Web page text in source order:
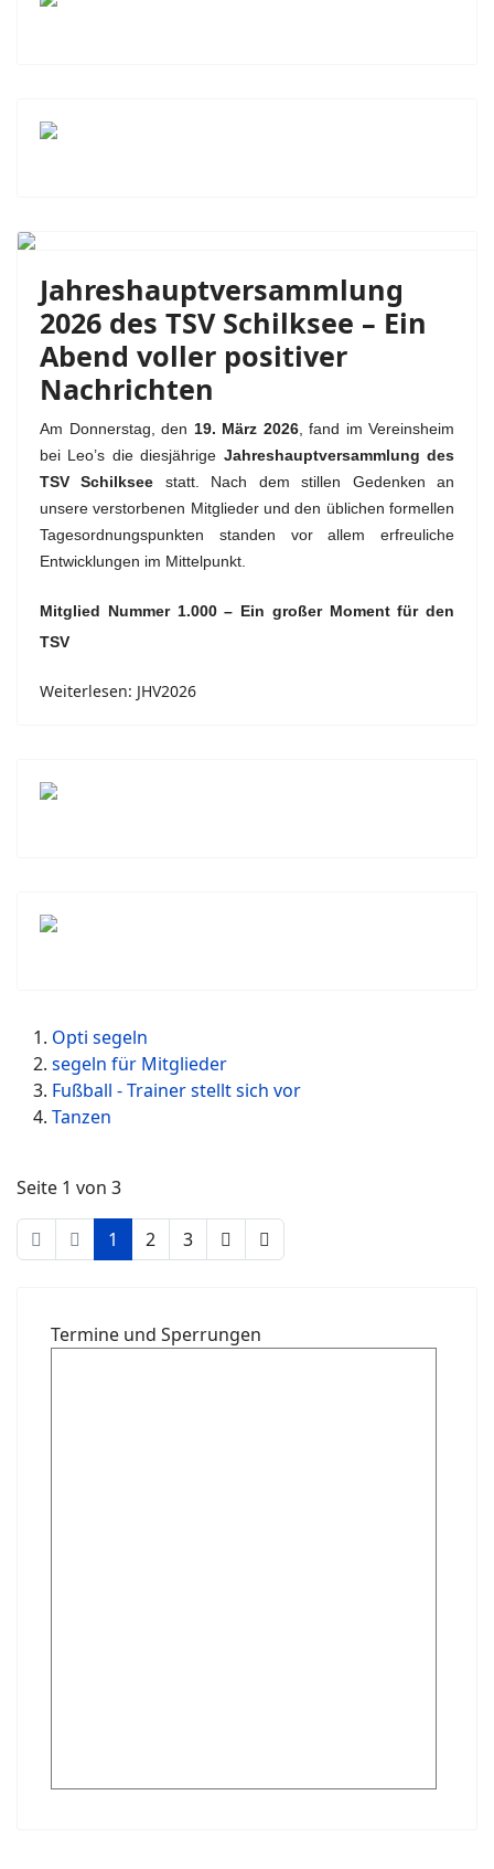
Jahreshauptversammlung
2026 des TSV Schilksee – Ein
Abend voller positiver
Nachrichten
Am Donnerstag, den 19. März 2026, fand im Vereinsheim
bei Leo’s die diesjährige Jahreshauptversammlung des
TSV Schilksee statt. Nach dem stillen Gedenken an
unsere verstorbenen Mitglieder und den üblichen formellen
Tagesordnungspunkten standen vor allem erfreuliche
Entwicklungen im Mittelpunkt.
Mitglied Nummer 1.000 – Ein großer Moment für den
TSV
Weiterlesen: JHV2026
Opti segeln
segeln für Mitglieder
Fußball - Trainer stellt sich vor
Tanzen
Seite 1 von 3
1 2 3
Termine und Sperrungen